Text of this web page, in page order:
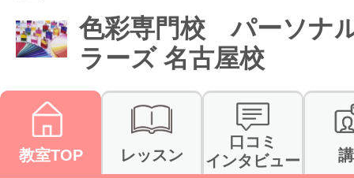
スクールを
駅・路線か
通信講座を
色彩専門校 パーソナ
ラーズ 名古屋校
教室TOP レッスン
口コミ
インタビュー